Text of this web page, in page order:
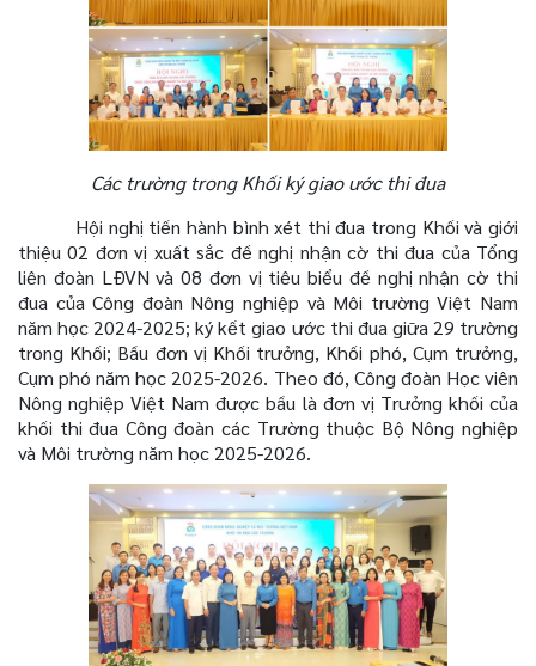
Các trường trong Khốiký giao ước thi đua
Hội nghị tiến hành bình xét thi đua trong Khối và giới
thiệu 02 đơn vị xuất sắc đề nghị nhận cờ thi đua của Tổng
liên đoàn LĐVN và 08 đơn vị tiêu biểu đề nghị nhận cờ thi
đua của Công đoàn Nông nghiệp và Môi trường Việt Nam
năm học 2024-2025; ký kết giao ước thi đua giữa 29 trường
trong Khối; Bầu đơn vị Khối trưởng, Khối phó, Cụm trưởng,
Cụm phó năm học 2025-2026. Theo đó, Công đoàn Học viên
Nông nghiệp Việt Nam được bầu là đơn vị Trưởng khối của
khối thi đua Công đoàn các Trường thuộc Bộ Nông nghiệp
và Môi trường năm học 2025-2026.